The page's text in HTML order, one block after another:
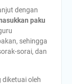
dengan
paku
sehingga
sorai, dan
diketuai oleh